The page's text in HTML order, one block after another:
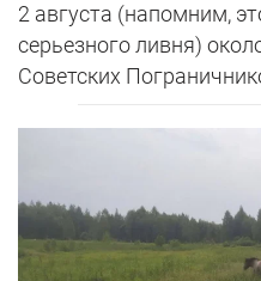
2 августа (напомним,
серьезного ливня)
Советских